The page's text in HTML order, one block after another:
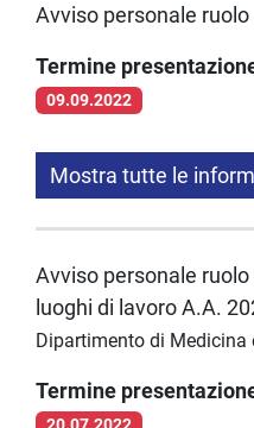
Avviso personale
Termine
09.09.2022
Mostra tutte le
Avviso personale
luoghi di lavoro A.A.
Dipartimento di
Termine